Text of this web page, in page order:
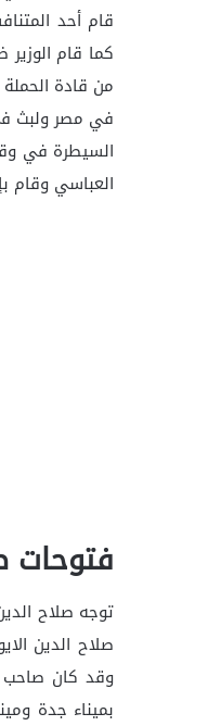
قام أحد
كما قام
من قادة
في مصر ولبث
السيطرة في
العباسي وقام
فتوحات
توجه صلاح
صلاح الدين
وقد كان صاحب
بميناء جدة